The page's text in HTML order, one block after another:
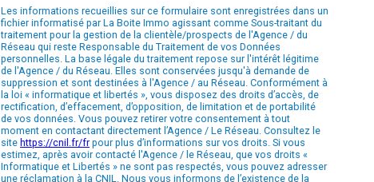
Les informations recueillies sur ce formulaire sont enregistrées dans un
fichier informatisé par La Boite Immo agissant comme Sous-traitant du
traitement pour la gestion de la clientèle/prospects de l'Agence / du
Réseau qui reste Responsable du Traitement de vos Données
personnelles. La base légale du traitement repose sur l'intérêt légitime
de l'Agence / du Réseau. Elles sont conservées jusqu'à demande de
suppression et sont destinées à l'Agence / au Réseau. Conformément à
la loi « informatique et libertés », vous disposez des droits d’accès, de
rectification, d’effacement, d’opposition, de limitation et de portabilité
de vos données. Vous pouvez retirer votre consentement à tout
moment en contactant directement l’Agence / Le Réseau. Consultez le
site https://cnil.fr/frpour plus d’informations sur vos droits. Si vous
estimez, après avoir contacté l'Agence / le Réseau, que vos droits «
Informatique et Libertés » ne sont pas respectés, vous pouvez adresser
une réclamation à la CNIL. Nous vous informons de l’existence de la